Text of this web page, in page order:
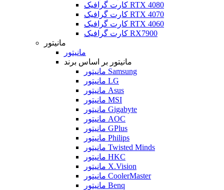
کارت گرافیک RTX 4080
کارت گرافیک RTX 4070
کارت گرافیک RTX 4060
کارت گرافیک RX7900
مانیتور
مانیتور
مانیتور بر اساس برند
مانیتور Samsung
مانیتور LG
مانیتور Asus
مانیتور MSI
مانیتور Gigabyte
مانیتور AOC
مانیتور GPlus
مانیتور Philips
مانیتور Twisted Minds
مانیتور HKC
مانیتور X.Vision
مانیتور CoolerMaster
مانیتور Benq